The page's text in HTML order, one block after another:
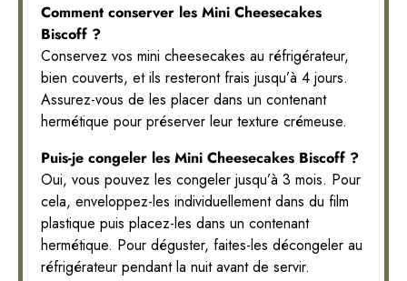
Comment conserver les Mini Cheesecakes
Biscoff ?
Conservez vos mini cheesecakes au réfrigérateur,
bien couverts, et ils resteront frais jusqu’à 4 jours.
Assurez-vous de les placer dans un contenant
hermétique pour préserver leur texture crémeuse.
Puis-je congeler les Mini Cheesecakes Biscoff ?
Oui, vous pouvez les congeler jusqu’à 3 mois. Pour
cela, enveloppez-les individuellement dans du film
plastique puis placez-les dans un contenant
hermétique. Pour déguster, faites-les décongeler au
réfrigérateur pendant la nuit avant de servir.